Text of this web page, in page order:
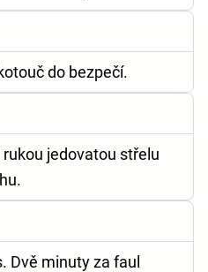
do bezpečí.
jedovatou střelu
Dvě minuty za faul